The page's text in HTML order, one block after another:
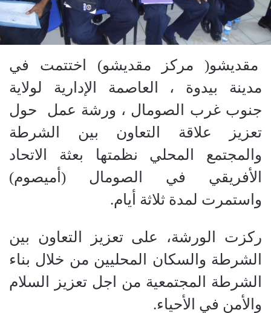
مقديشو( مركز مقديشو) اختتمت في
مدينة بيدوة ، العاصمة الإدارية لولاية
جنوب غرب الصومال ، ورشة عمل حول
تعزيز علاقة التعاون بين الشرطة
والمجتمع المحلي نظمتها بعثة الاتحاد
الأفريقي في الصومال (أميصوم)
واستمرت لمدة ثلاثة أيام.
ركزت الورشة، على تعزيز التعاون بين
الشرطة والسكان المحليين من خلال بناء
الشرطة المجتمعية من اجل تعزيز السلام
والأمن في الأحياء.